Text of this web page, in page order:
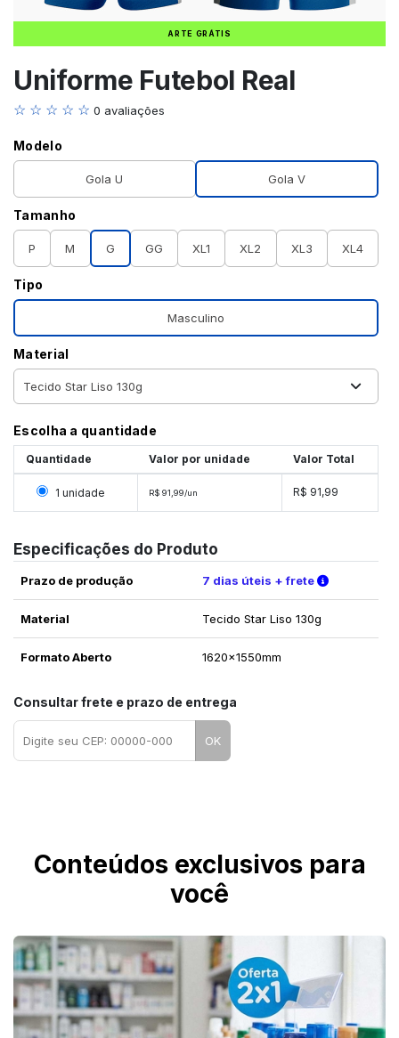
ARTE GRÁTIS
Uniforme Futebol Real
☆ ☆ ☆ ☆ ☆ 0 avaliações
Modelo
Gola U Gola V
Tamanho
P M G GG XL1 XL2 XL3 XL4
Tipo
Masculino
Material
Escolha a quantidade
Quantidade Valor por unidade Valor Total
Selecionar 1 unidade
1 unidade R$ 91,99/un R$ 91,99
Especificações do Produto
Prazo de produção 7 dias úteis + frete Verifique
Material Tecido Star Liso 130g
Formato Aberto 1620x1550mm
Consultar frete e prazo de entrega
OK
Conteúdos exclusivos para
você